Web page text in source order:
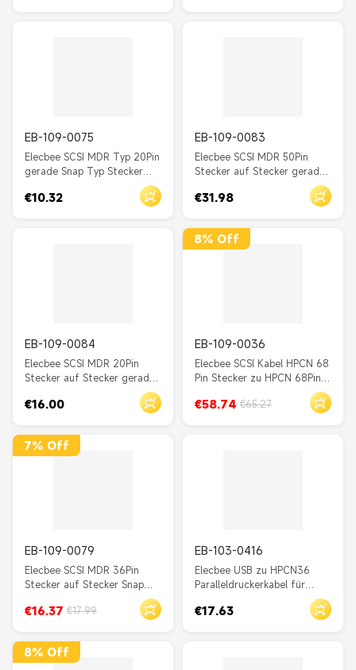
EB-109-0075
Elecbee SCSI MDR Typ 20Pin
gerade Snap Typ Stecker
auf Stecker mit Kabel 0,5 m
€10.32
EB-109-0083
Elecbee SCSI MDR 50Pin
Stecker auf Stecker gerader
Stecker Snap-Typ mit Kabel
€31.98
EB-109-0084
Elecbee SCSI MDR 20Pin
Stecker auf Stecker gerader
Servokabel 2M
€16.00
8% Off
EB-109-0036
Elecbee SCSI Kabel HPCN 68
Pin Stecker zu HPCN 68Pin
Rechtwinkel Feld
€58.74 €65.27
7% Off
EB-109-0079
Elecbee SCSI MDR 36Pin
Stecker auf Stecker Snap
Type Straight Connector mit
Servomotor-Encoder-Kabel
€16.37 €17.99
EB-103-0416
Elecbee USB zu HPCN36
Paralleldruckerkabel für
STAR NX-400 NX-500, 2M
IEEE 1284 Datenzeile,
€17.63
8% Off